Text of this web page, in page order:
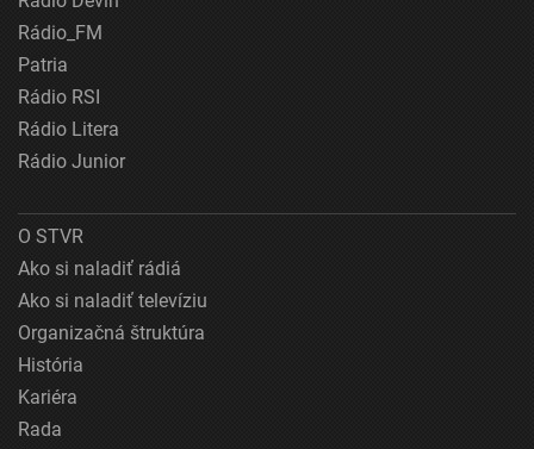
Rádio_FM
Patria
Rádio RSI
Rádio Litera
Rádio Junior
O STVR
Ako si naladiť rádiá
Ako si naladiť televíziu
Organizačná štruktúra
História
Kariéra
Rada